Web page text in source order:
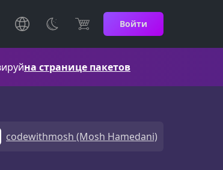
Войти
на странице пакетов
codewithmosh (Mosh Hamedani)